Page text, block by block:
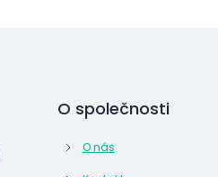
O společnosti
O nás